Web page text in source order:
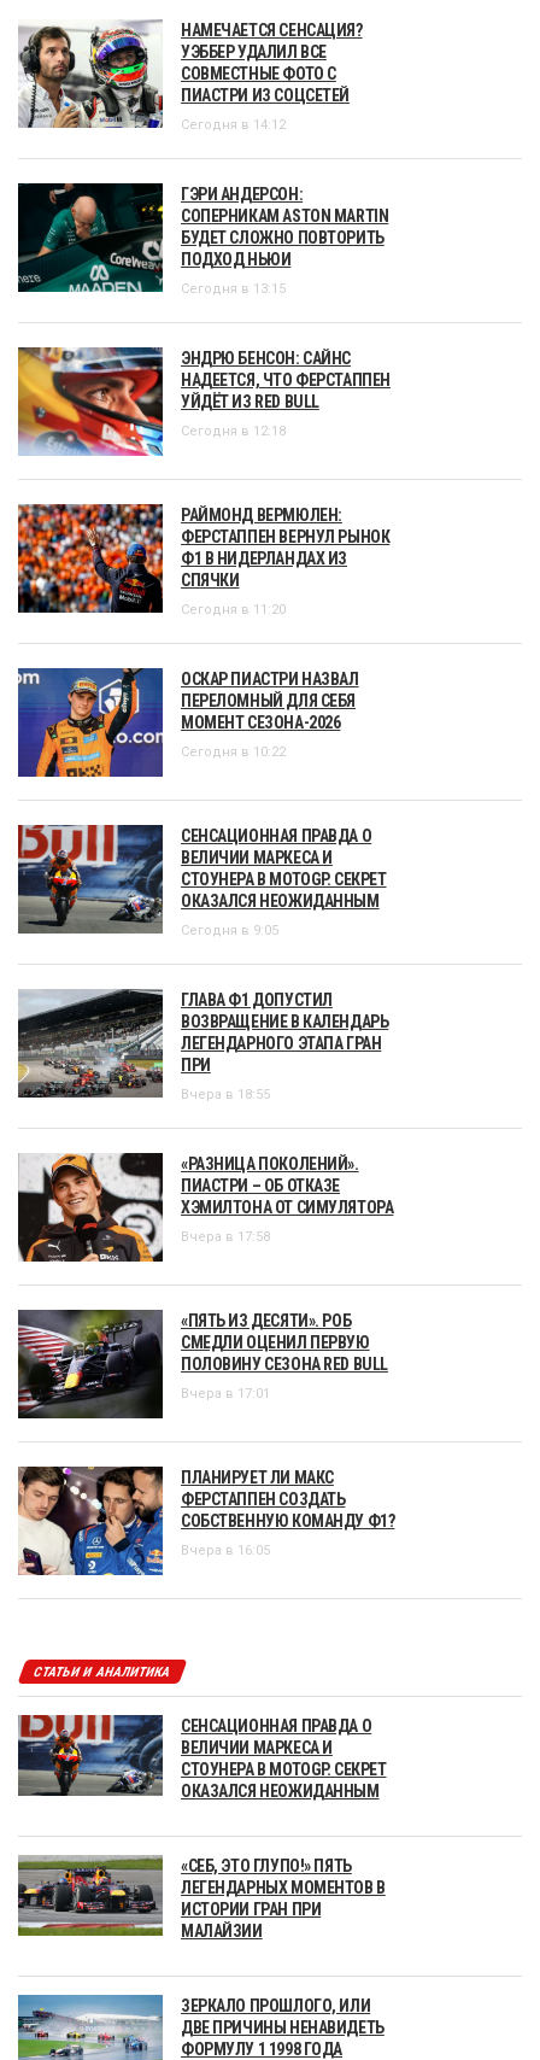
НАМЕЧАЕТСЯ СЕНСАЦИЯ?
УЭББЕР УДАЛИЛ ВСЕ
СОВМЕСТНЫЕ ФОТО С
ПИАСТРИ ИЗ СОЦСЕТЕЙ
Сегодня в 14:12
ГЭРИ АНДЕРСОН:
СОПЕРНИКАМ ASTON MARTIN
БУДЕТ СЛОЖНО ПОВТОРИТЬ
ПОДХОД НЬЮИ
Сегодня в 13:15
ЭНДРЮ БЕНСОН: САЙНС
НАДЕЕТСЯ, ЧТО ФЕРСТАППЕН
УЙДЁТ ИЗ RED BULL
Сегодня в 12:18
РАЙМОНД ВЕРМЮЛЕН:
ФЕРСТАППЕН ВЕРНУЛ РЫНОК
Ф1 В НИДЕРЛАНДАХ ИЗ
СПЯЧКИ
Сегодня в 11:20
ОСКАР ПИАСТРИ НАЗВАЛ
ПЕРЕЛОМНЫЙ ДЛЯ СЕБЯ
МОМЕНТ СЕЗОНА-2026
Сегодня в 10:22
СЕНСАЦИОННАЯ ПРАВДА О
ВЕЛИЧИИ МАРКЕСА И
СТОУНЕРА В MOTOGP. СЕКРЕТ
ОКАЗАЛСЯ НЕОЖИДАННЫМ
Сегодня в 9:05
ГЛАВА Ф1 ДОПУСТИЛ
ВОЗВРАЩЕНИЕ В КАЛЕНДАРЬ
ЛЕГЕНДАРНОГО ЭТАПА ГРАН
ПРИ
Вчера в 18:55
«РАЗНИЦА ПОКОЛЕНИЙ».
ПИАСТРИ – ОБ ОТКАЗЕ
ХЭМИЛТОНА ОТ СИМУЛЯТОРА
Вчера в 17:58
«ПЯТЬ ИЗ ДЕСЯТИ». РОБ
СМЕДЛИ ОЦЕНИЛ ПЕРВУЮ
ПОЛОВИНУ СЕЗОНА RED BULL
Вчера в 17:01
ПЛАНИРУЕТ ЛИ МАКС
ФЕРСТАППЕН СОЗДАТЬ
СОБСТВЕННУЮ КОМАНДУ Ф1?
Вчера в 16:05
СТАТЬИ И АНАЛИТИКА
СЕНСАЦИОННАЯ ПРАВДА О
ВЕЛИЧИИ МАРКЕСА И
СТОУНЕРА В MOTOGP. СЕКРЕТ
ОКАЗАЛСЯ НЕОЖИДАННЫМ
«СЕБ, ЭТО ГЛУПО!» ПЯТЬ
ЛЕГЕНДАРНЫХ МОМЕНТОВ В
ИСТОРИИ ГРАН ПРИ
МАЛАЙЗИИ
ЗЕРКАЛО ПРОШЛОГО, ИЛИ
ДВЕ ПРИЧИНЫ НЕНАВИДЕТЬ
ФОРМУЛУ 1 1998 ГОДА